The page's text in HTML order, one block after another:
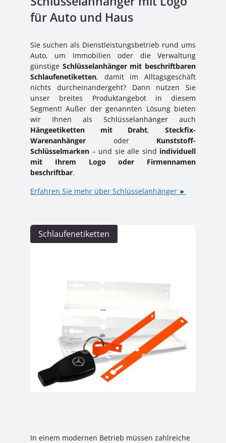
für Auto und Haus
Sie suchen als Dienstleistungsbetrieb rund ums
Auto, um Immobilien oder die Verwaltung
günstige Schlüsselanhänger mit beschriftbaren
Schlaufenetiketten, damit im Alltagsgeschäft
nichts durcheinandergeht? Dann nutzen Sie
unser breites Produktangebot in diesem
Segment! Außer der genannten Lösung bieten
wir Ihnen als Schlüsselanhänger auch
Hängeetiketten mit Draht,Steckfix-
Warenanhänger oder Kunststoff-
Schlüsselmarken – und sie alle sind individuell
mit Ihrem Logo oder Firmennamen
beschriftbar.
Erfahren Sie mehr über Schlüsselanhänger ►
Kategoriegalerie überspringen
Schlaufenetiketten
In einem modernen Betrieb müssen zahlreiche